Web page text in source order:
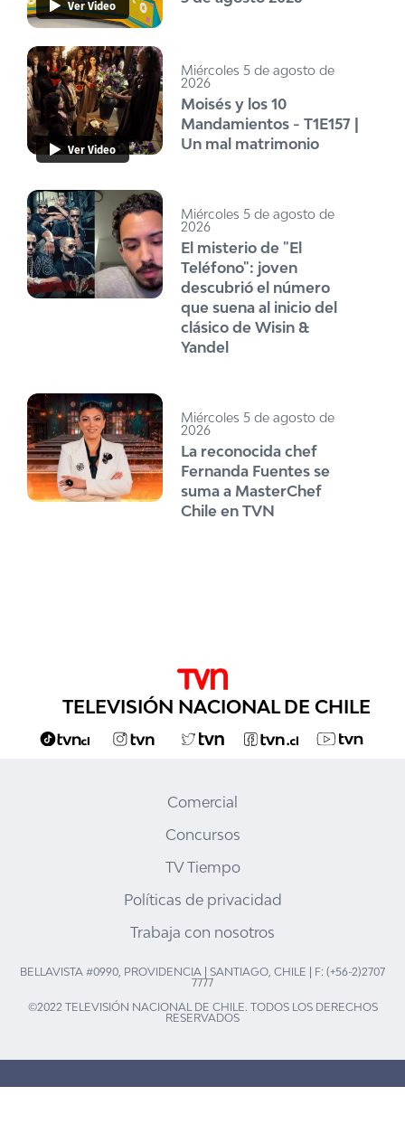
Ver Video
Ver Video
Miércoles 5 de agosto de
2026
Moisés y los 10
Mandamientos - T1E157 |
Un mal matrimonio
Miércoles 5 de agosto de
2026
El misterio de "El
Teléfono": joven
descubrió el número
que suena al inicio del
clásico de Wisin &
Yandel
Miércoles 5 de agosto de
2026
La reconocida chef
Fernanda Fuentes se
suma a MasterChef
Chile en TVN
TELEVISIÓN NACIONAL DE CHILE
Comercial
Concursos
TV Tiempo
Políticas de privacidad
Trabaja con nosotros
BELLAVISTA #0990, PROVIDENCIA | SANTIAGO, CHILE | F: (+56-2)2707
7777
©2022 TELEVISIÓN NACIONAL DE CHILE. TODOS LOS DERECHOS
RESERVADOS